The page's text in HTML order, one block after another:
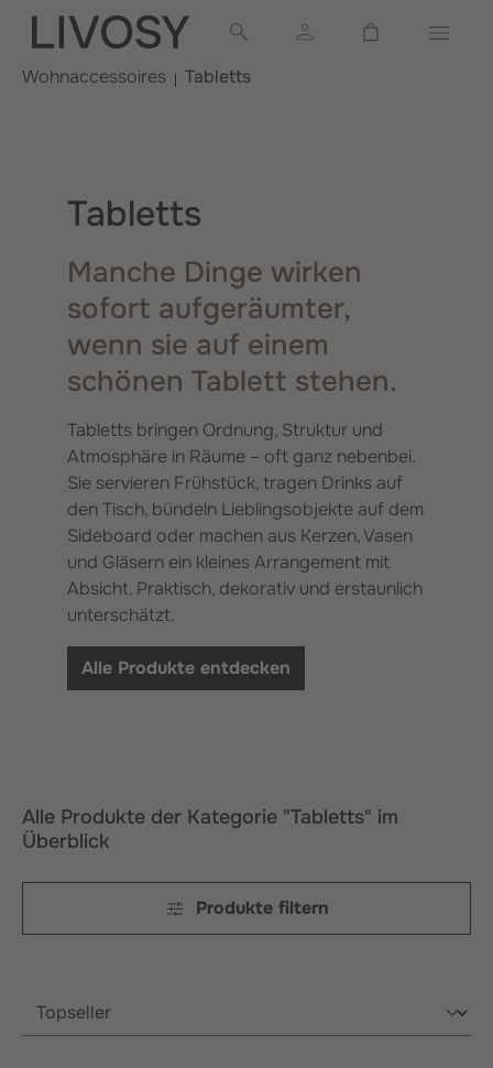
springen
Warenkorb
Wohnaccessoires
Tabletts
Tabletts
Manche Dinge wirken
sofort aufgeräumter,
wenn sie auf einem
schönen Tablett stehen.
Tabletts bringen Ordnung, Struktur und
Atmosphäre in Räume – oft ganz nebenbei.
Sie servieren Frühstück, tragen Drinks auf
den Tisch, bündeln Lieblingsobjekte auf dem
Sideboard oder machen aus Kerzen, Vasen
und Gläsern ein kleines Arrangement mit
Absicht. Praktisch, dekorativ und erstaunlich
unterschätzt.
Alle Produkte entdecken
Alle Produkte der Kategorie "Tabletts" im
Überblick
Produkte filtern